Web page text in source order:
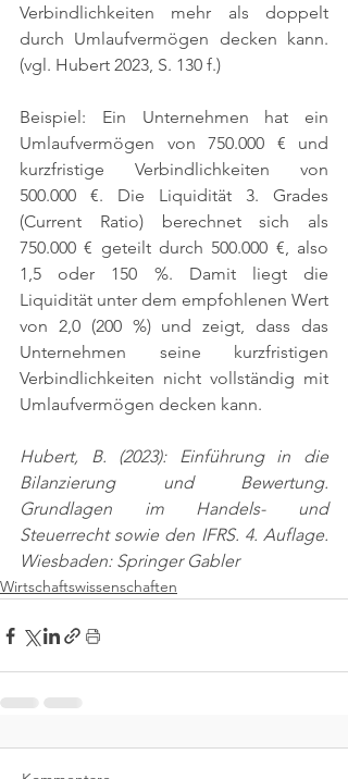
Verbindlichkeiten mehr als doppelt
(vgl. Hubert 2023, S. 130 f.)
Beispiel: Ein Unternehmen hat ein
Umlaufvermögen von 750.000 € und
kurzfristige Verbindlichkeiten von
500.000 €. Die Liquidität 3. Grades
(Current Ratio) berechnet sich als
750.000 € geteilt durch 500.000 €, also
1,5 oder 150 %. Damit liegt die
Liquidität unter dem empfohlenen Wert
von 2,0 (200 %) und zeigt, dass das
Unternehmen seine kurzfristigen
Verbindlichkeiten nicht vollständig mit
Umlaufvermögen decken kann.
Hubert, B. (2023): Einführung in die
Bilanzierung und Bewertung.
Grundlagen im Handels- und
Steuerrecht sowie den IFRS. 4. Auflage.
Wiesbaden: Springer Gabler
Wirtschaftswissenschaften